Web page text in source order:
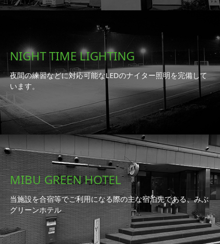
NIGHT TIME LIGHTING
夜間の練習などに対応可能なLEDのナイター照明を完備して
います。
MIBU GREEN HOTEL
当施設を合宿等でご利用になる際の主な宿泊先である、みぶ
グリーンホテル